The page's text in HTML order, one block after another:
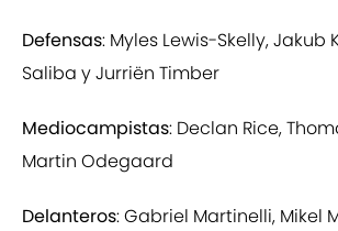
Defensas: Myles Lewis-Skelly, Jakub
Saliba y Jurriën Timber
Mediocampistas: Declan Rice,
Martin Odegaard
Delanteros: Gabriel Martinelli, Mikel